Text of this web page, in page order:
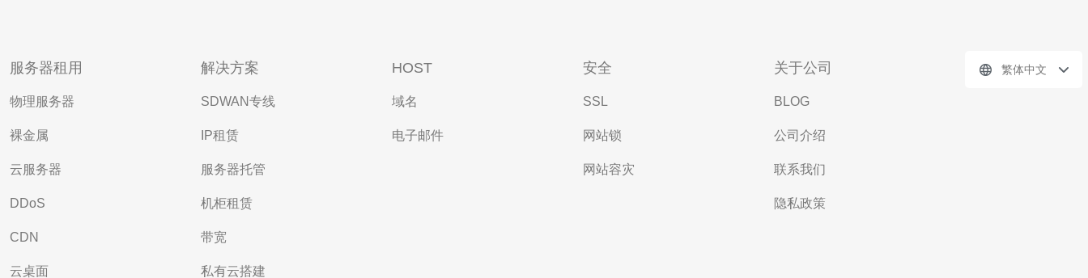
服务器租用
物理服务器
裸金属
云服务器
DDoS
CDN
云桌面
解决方案
SDWAN专线
IP租赁
服务器托管
机柜租赁
带宽
私有云搭建
HOST
域名
电子邮件
安全
SSL
网站锁
网站容灾
关于公司
BLOG
公司介绍
联系我们
隐私政策
繁体中文